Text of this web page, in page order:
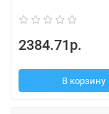
2384.71р.
В корзину